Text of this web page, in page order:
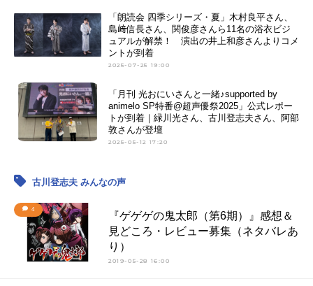
「朗読会 四季シリーズ・夏」木村良平さん、
島﨑信長さん、関俊彦さんら11名の浴衣ビジ
ュアルが解禁！ 演出の井上和彦さんよりコメ
ントが到着
2025-07-25 19:00
「月刊 光おにいさんと一緒♪supported by
animelo SP特番@超声優祭2025」公式レポー
トが到着｜緑川光さん、古川登志夫さん、阿部
敦さんが登壇
2025-05-12 17:20
古川登志夫 みんなの声
4
『ゲゲゲの鬼太郎（第6期）』感想＆
見どころ・レビュー募集（ネタバレあ
り）
2019-05-28 16:00